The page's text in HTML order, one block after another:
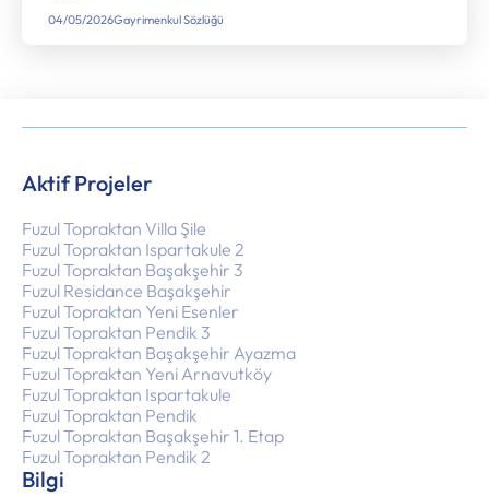
04/05/2026Gayrimenkul Sözlüğü
Aktif Projeler
Fuzul Topraktan Villa Şile
Fuzul Topraktan Ispartakule 2
Fuzul Topraktan Başakşehir 3
Fuzul Residance Başakşehir
Fuzul Topraktan Yeni Esenler
Fuzul Topraktan Pendik 3
Fuzul Topraktan Başakşehir Ayazma
Fuzul Topraktan Yeni Arnavutköy
Fuzul Topraktan Ispartakule
Fuzul Topraktan Pendik
Fuzul Topraktan Başakşehir 1. Etap
Fuzul Topraktan Pendik 2
Bilgi